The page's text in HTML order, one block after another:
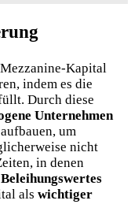
Kapital
indem es die
Durch diese
Unternehmen
um
nicht
in denen
als wichtiger